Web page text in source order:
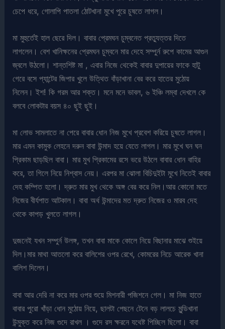
চেপে ধরে, গোলাপি পাতলা ঠোটখানা মুখে পুরে চুষতে লাগল।
মা মুহুর্তেই হাল ছেরে দিল। বাবার প্রেমঘন চুম্বনেত প্রত্যুত্তর দিতে
লাগলেন। বেশ খানিক্ষনের প্রেমঘন চুম্বনে মার দেহে সম্পুর্ন রুপে কামের আগুন
জ্বলে উঠলো। শান্তশিষ্ট মা , এবার নিজে থেকেই বাবার দুপায়ের ফাকে হাটু
গেরে বসে প্যান্টের জিপার খুলে উত্থিত বাঁড়াখানা বের করে হাতের মুঠোয়
নিলেন। ইশ! কি গরম আর শক্ত। মনে মনে ভাবল, ৬ ইঞ্চি লম্বা দেখলে কে
বলবে লোকটার বয়স ৪০ ছুই ছুই।
মা লোভ সামলাতে না পেরে বাবার ধোন নিজ মুখে প্রবেশ করিয়ে চুষতে লাগল।
মার এমন কামুক লেহনে দরুন বাবা উন্মাদ হয়ে যেতে লাগল। মার মুখে ঘন ঘন
প্রিকাম ছাড়ছিল বাবা। মার মুখ প্রিকামের রসে ভরে উঠলে বাবার ধোন বাহির
করে, তা গিলে নিয়ে নিশ্বাস নেয়। এরপর মা ঝোলা বিচিদুইটা মুখে নিতেই বাবার
দেহ কম্পিত হলো। দ্রুত মার মুখ থেকে অঙ্গ বের করে নিল।আর কোনো মতে
নিজের বীর্যপাত আটকাল। বাবা অর্ধ উন্মাদের মত দ্রুত নিজের ও মারব দেহ
থেকে কাপড় খুলতে লাগল।
দুজনেই যখন সম্পুর্ন উলঙ্গ, তখন বাবা মাকে কোলে নিয়ে বিছানার মাঝে শুইয়ে
দিল।মার মাথা আতলো করে বালিশের ওপর রেখে, কোমরের নিচে আরেক খানা
বালিশ দিলেন।
বাবা আর দেরি না করে মার ওপর শুয়ে মিশনারী পজিশনে গেল। মা নিজ হাতে
বাবার পুরো খাঁড়া ধোন মুঠোয় নিয়ে, ছালটা পেছনে টেনে বড় লালচে মুন্ডিখানা
উন্মুক্ত করে নিজ গুদে রাখল । গুদে রস ক্ষরনে যথেষ্ট পিচ্ছিল ছিলো। বাবা